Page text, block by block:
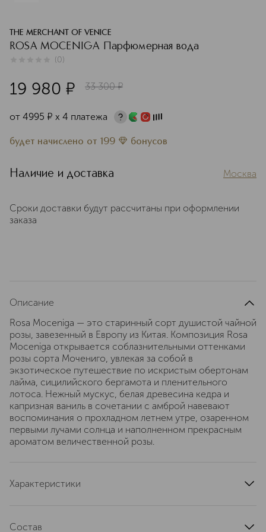
THE MERCHANT OF VENICE
ROSA MOCENIGA Парфюмерная вода
(0)
19 980 ¤ 33 300 ¤
от 4995 ¤ х 4 платежа
будет начислено от 199 бонусов
Наличие и доставка Москва
Сроки доставки будут рассчитаны при оформлении
заказа
Описание
Rosa Moceniga — это старинный сорт душистой чайной
розы, завезенный в Европу из Китая. Композиция Rosa
Moceniga открывается соблазнительными оттенками
розы сорта Мочениго, увлекая за собой в
экзотическое путешествие по искристым обертонам
лайма, сицилийского бергамота и пленительного
лотоса. Нежный мускус, белая древесина кедра и
капризная ваниль в сочетании с амброй навевают
воспоминания о прохладном летнем утре, озаренном
первыми лучами солнца и наполненном прекрасным
ароматом величественной розы.
Характеристики
ноты сердца
Состав